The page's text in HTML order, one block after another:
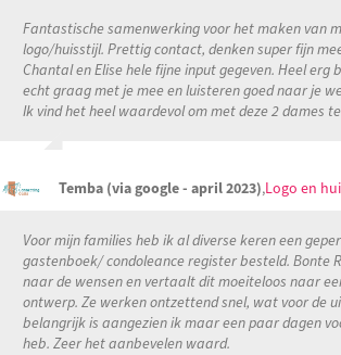
Fantastische samenwerking voor het maken van
logo/huisstijl. Prettig contact, denken super fijn
Chantal en Elise hele fijne input gegeven. Heel erg
echt graag met je mee en luisteren goed naar je
Ik vind het heel waardevol om met deze 2 dames
Temba (via google - april 2023),Logo en
Voor mijn families heb ik al diverse keren een
gastenboek/ condoleance register besteld. Bonte
naar de wensen en vertaalt dit moeiteloos naar
ontwerp. Ze werken ontzettend snel, wat voor de
belangrijk is aangezien ik maar een paar dagen
heb. Zeer het aanbevelen waard.